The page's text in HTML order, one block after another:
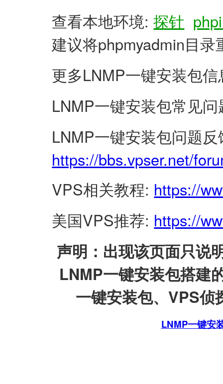
查看本地环境:探针
建议将phpmyadmin目
更多LNMP一键安装包
LNMP一键安装包常见
LNMP一键安装包问题
https://bbs.vpser.net/
VPS相关教程: https://
美国VPS推荐: https://
声明：出现该页面只说
LNMP一键安装包搭建
一键安装包、VPS
LNMP一键安